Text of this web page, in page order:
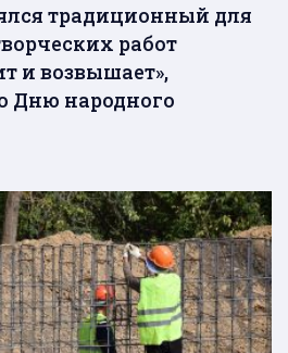
традиционный для
работ
и возвышает»,
Дню народного